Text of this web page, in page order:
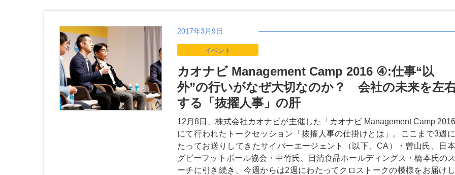
2017年3月9日
イベント
カオナビ Management Camp 2016 ④:仕事“以
外”の行いがなぜ大切なのか？ 会社の未来を左
する「抜擢人事」の肝
12月8日、株式会社カオナビが主催した「カオナビ Management Camp 2016
にて行われたトークセッション「抜擢人事の仕掛けとは」。ここまで3週
たってお送りしてきたサイバーエージェント（以下、CA）・曽山氏、日
グビーフットボール協会・中竹氏、日清食品ホールディングス・橋本氏の
ーチに引き続き、今週からは2週にわたってクロストークの模様をお届けし